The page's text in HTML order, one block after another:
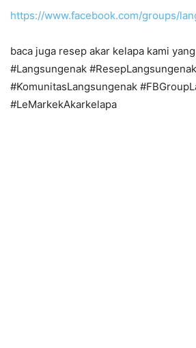
https://www.facebook.com/groups/
baca juga resep akar kelapa kami
#Langsungenak #ResepLangsungenak
#KomunitasLangsungenak
#LeMarkekAkarkelapa